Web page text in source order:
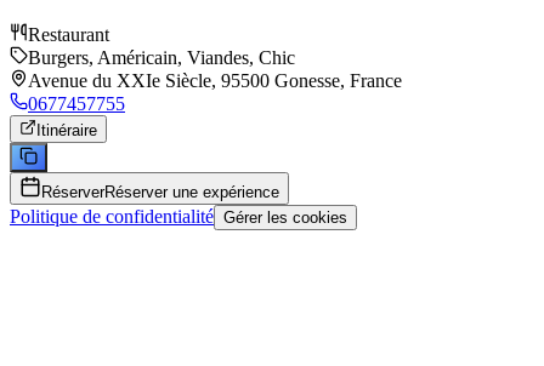
Restaurant
Burgers, Américain, Viandes, Chic
Avenue du XXIe Siècle, 95500 Gonesse, France
0677457755
Itinéraire
RéserverRéserver une expérience
Politique de confidentialité Gérer les cookies